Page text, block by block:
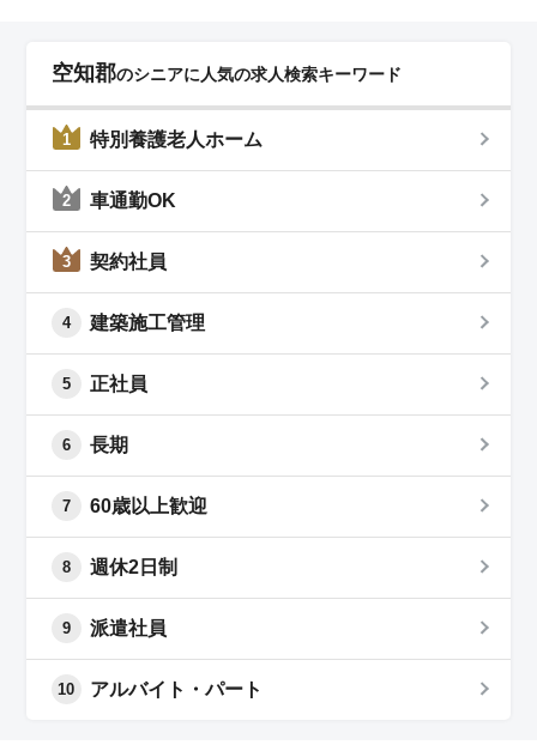
空知郡のシニアに人気の求人検索キーワード
1 特別養護老人ホーム
2 車通勤OK
3 契約社員
4 建築施工管理
5 正社員
6 長期
7 60歳以上歓迎
8 週休2日制
9 派遣社員
10 アルバイト・パート